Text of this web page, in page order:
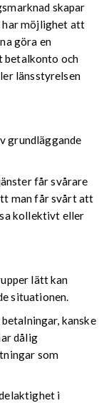
skapar
har möjlighet att
göra en
betalkonto och
länsstyrelsen
grundläggande
får svårare
man får svårt att
kollektivt eller
lätt kan
situationen.
kanske
dålig
som
i